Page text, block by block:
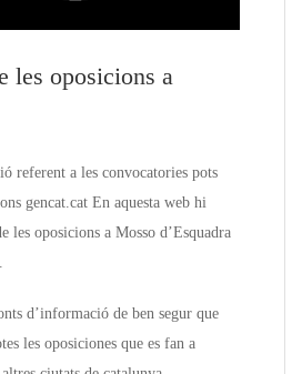
les oposicions a
referent a les convocatories pots
gencat.cat En aquesta web hi
les oposicions a Mosso d’Esquadra
d’informació de ben segur que
les oposiciones que es fan a